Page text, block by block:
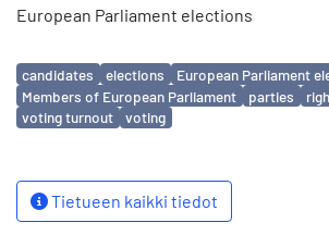
European Parliament elections
Avainsanat
candidates elections
European Parliament
Members of European Parliament
parties
voting turnout
voting
Tietueen kaikki tiedot